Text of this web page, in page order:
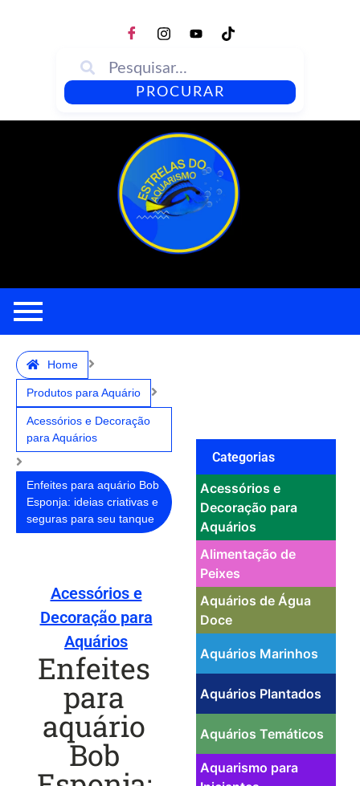
PROCURAR
Home
Produtos para Aquário
Acessórios e Decoração
para Aquários
Enfeites para aquário Bob
Esponja: ideias criativas e
seguras para seu tanque
Acessórios e
Decoração para
Aquários
Enfeites
para
aquário
Bob
Categorias
Acessórios e
Decoração para
Aquários
Alimentação de
Peixes
Aquários de Água
Doce
Aquários Marinhos
Aquários Plantados
Aquários Temáticos
Aquarismo para